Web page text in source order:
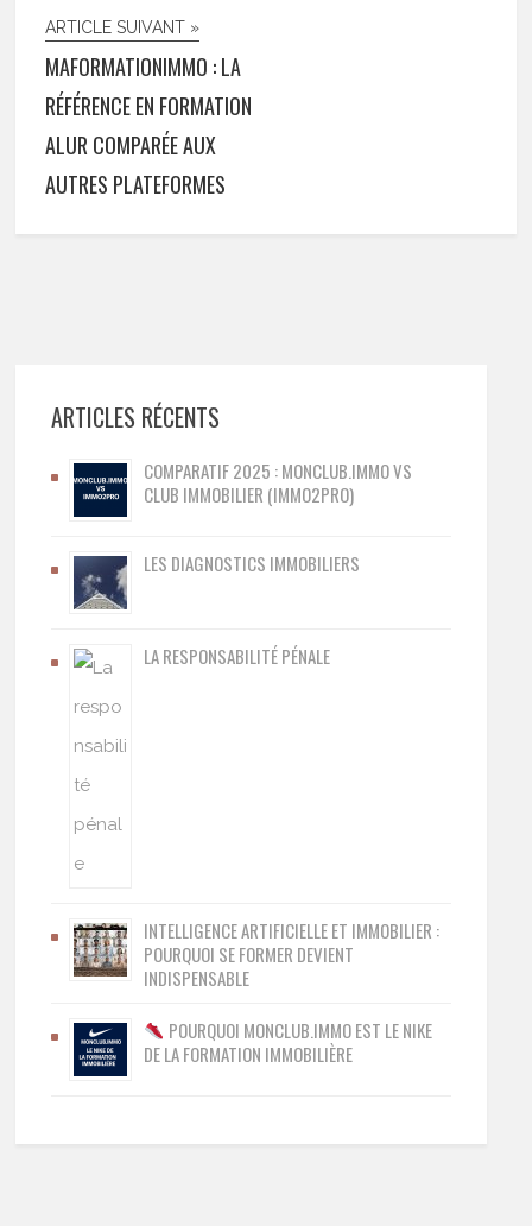
ARTICLE SUIVANT »
MAFORMATIONIMMO : LA
RÉFÉRENCE EN FORMATION
ALUR COMPARÉE AUX
AUTRES PLATEFORMES
ARTICLES RÉCENTS
COMPARATIF 2025 : MONCLUB.IMMO VS
CLUB IMMOBILIER (IMMO2PRO)
LES DIAGNOSTICS IMMOBILIERS
LA RESPONSABILITÉ PÉNALE
INTELLIGENCE ARTIFICIELLE ET IMMOBILIER :
POURQUOI SE FORMER DEVIENT
INDISPENSABLE
POURQUOI MONCLUB.IMMO EST LE NIKE
DE LA FORMATION IMMOBILIÈRE